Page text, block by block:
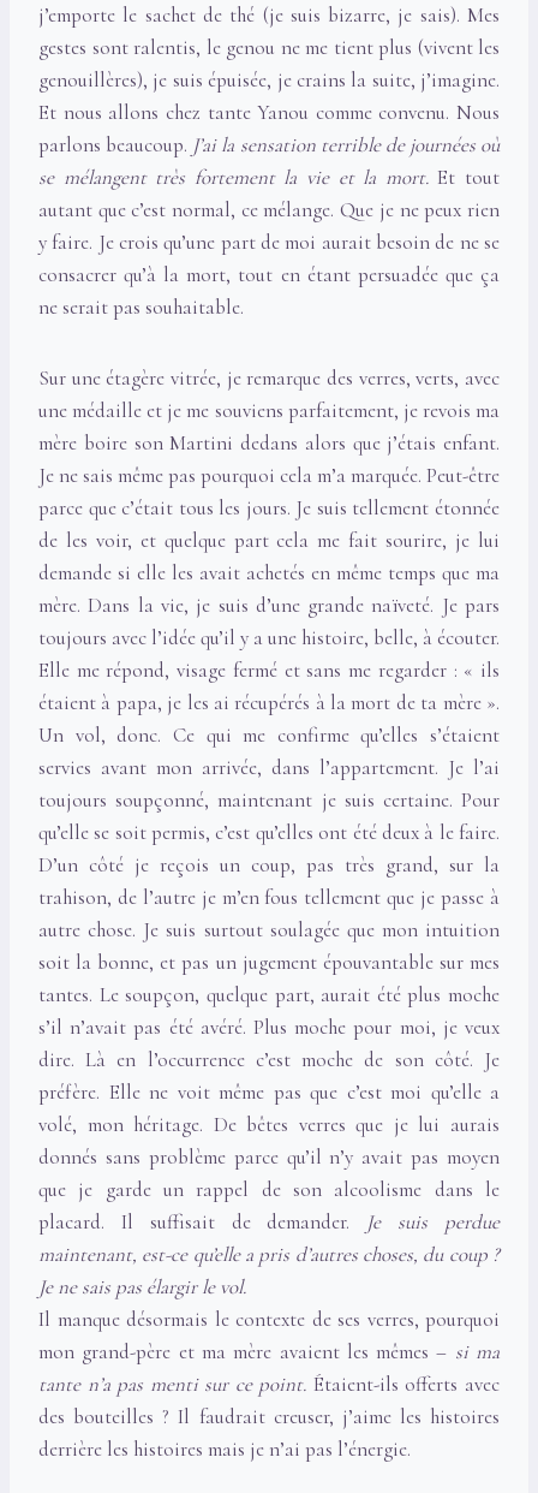
j’emporte le sachet de thé (je suis bizarre, je sais). Mes
gestes sont ralentis, le genou ne me tient plus (vivent les
genouillères), je suis épuisée, je crains la suite, j’imagine.
Et nous allons chez tante Yanou comme convenu. Nous
parlons beaucoup. J’ai la sensation terrible de journées où
se mélangent très fortement la vie et la mort.Et tout
autant que c’est normal, ce mélange. Que je ne peux rien
y faire. Je crois qu’une part de moi aurait besoin de ne se
consacrer qu’à la mort, tout en étant persuadée que ça
ne serait pas souhaitable.
Sur une étagère vitrée, je remarque des verres, verts, avec
une médaille et je me souviens parfaitement, je revois ma
mère boire son Martini dedans alors que j’étais enfant.
Je ne sais même pas pourquoi cela m’a marquée. Peut-être
parce que c’était tous les jours. Je suis tellement étonnée
de les voir, et quelque part cela me fait sourire, je lui
demande si elle les avait achetés en même temps que ma
mère. Dans la vie, je suis d’une grande naïveté. Je pars
toujours avec l’idée qu’il y a une histoire, belle, à écouter.
Elle me répond, visage fermé et sans me regarder : « ils
étaient à papa, je les ai récupérés à la mort de ta mère ».
Un vol, donc. Ce qui me confirme qu’elles s’étaient
servies avant mon arrivée, dans l’appartement. Je l’ai
toujours soupçonné, maintenant je suis certaine. Pour
qu’elle se soit permis, c’est qu’elles ont été deux à le faire.
D’un côté je reçois un coup, pas très grand, sur la
trahison, de l’autre je m’en fous tellement que je passe à
autre chose. Je suis surtout soulagée que mon intuition
soit la bonne, et pas un jugement épouvantable sur mes
tantes. Le soupçon, quelque part, aurait été plus moche
s’il n’avait pas été avéré. Plus moche pour moi, je veux
dire. Là en l’occurrence c’est moche de son côté. Je
préfère. Elle ne voit même pas que c’est moi qu’elle a
volé, mon héritage. De bêtes verres que je lui aurais
donnés sans problème parce qu’il n’y avait pas moyen
que je garde un rappel de son alcoolisme dans le
placard. Il suffisait de demander. Je suis perdue
maintenant, est-ce qu’elle a pris d’autres choses, du coup ?
Je ne sais pas élargir le vol.
Il manque désormais le contexte de ses verres, pourquoi
mon grand-père et ma mère avaient les mêmes – si ma
tante n’a pas menti sur ce point. Étaient-ils offerts avec
des bouteilles ? Il faudrait creuser, j’aime les histoires
derrière les histoires mais je n’ai pas l’énergie.